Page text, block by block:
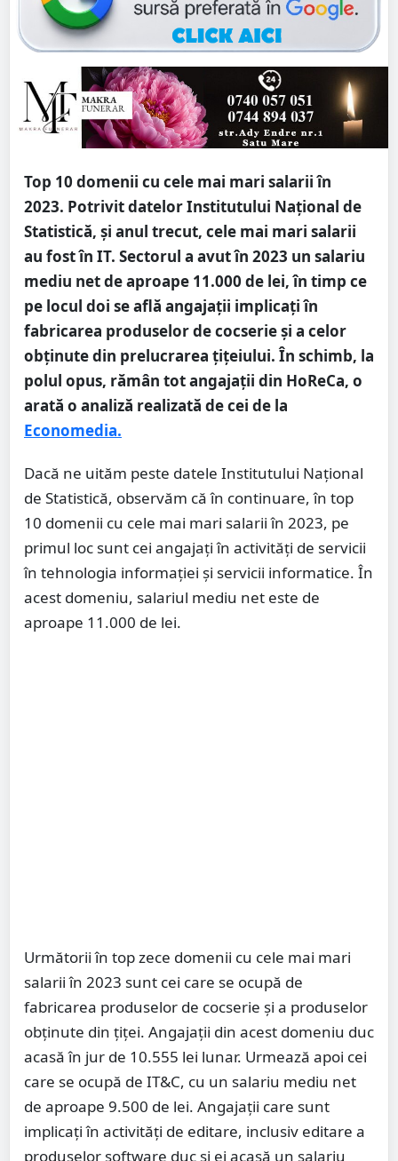
Top 10 domenii cu cele mai mari salarii în
2023. Potrivit datelor Institutului Național de
Statistică, și anul trecut, cele mai mari salarii
au fost în IT. Sectorul a avut în 2023 un salariu
mediu net de aproape 11.000 de lei, în timp ce
pe locul doi se află angajații implicați în
fabricarea produselor de cocserie și a celor
obținute din prelucrarea țițeiului. În schimb, la
polul opus, rămân tot angajații din HoReCa, o
arată o analiză realizată de cei de la
Economedia.
Dacă ne uităm peste datele Institutului Național
de Statistică, observăm că în continuare, în top
10 domenii cu cele mai mari salarii în 2023, pe
primul loc sunt cei angajați în activități de servicii
în tehnologia informației și servicii informatice. În
acest domeniu, salariul mediu net este de
aproape 11.000 de lei.
Următorii în top zece domenii cu cele mai mari
salarii în 2023 sunt cei care se ocupă de
fabricarea produselor de cocserie și a produselor
obținute din țiței. Angajații din acest domeniu duc
acasă în jur de 10.555 lei lunar. Urmează apoi cei
care se ocupă de IT&C, cu un salariu mediu net
de aproape 9.500 de lei. Angajații care sunt
implicați în activități de editare, inclusiv editare a
produselor software duc și ei acasă un salariu